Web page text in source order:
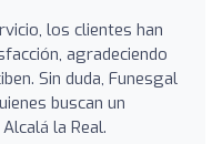
los clientes han
agradeciendo
Sin duda, Funesgal
buscan un
la Real.